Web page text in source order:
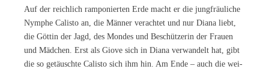
Auf der reich­lich ram­po­nier­ten Erde macht er die jung­fräu­li­che
Nym­phe Ca­lis­to an, die Män­ner ver­ach­tet und nur Dia­na liebt,
die Göt­tin der Jagd, des Mon­des und Be­schüt­ze­rin der Frau­en
und Mäd­chen. Erst als Gio­ve sich in Dia­na ver­wan­delt hat, gibt
die so ge­täusch­te Ca­lis­to sich ihm hin. Am Ende – auch die wei­